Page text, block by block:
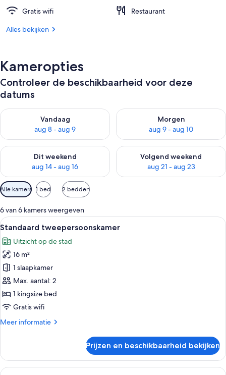
Gratis wifi
Restaurant
Alles bekijken
Kameropties
Controleer de beschikbaarheid voor deze
datums
Vandaag
aug 8 - aug 9
De beschikbaarheid controleren voor vanavond aug 8 - aug 9
Morgen
aug 9 - aug 10
De beschikbaarheid
Dit weekend
aug 14 - aug 16
De beschikbaarheid controleren voor dit weekend aug 14 -
Volgend weekend
aug 21 - aug 23
De beschikbaarheid
Beschikbare
filters
voor
kamers
Alle kamers 1 bed 2 bedden
6 van 6 kamers weergeven
Alle
foto's
voor
Standaard
tweepersoonskamer
laden
Een net opgemaakt bed met een
13
Standaard tweepersoonskamer
Uitzicht op de stad
16 m²
1 slaapkamer
Max. aantal: 2
1 kingsize bed
Gratis wifi
Meer informatie
Meer
tweepersoonskamer
Prijzen en beschikbaarheid bekijken
Alle
Een hotelkamer met twee bedden,